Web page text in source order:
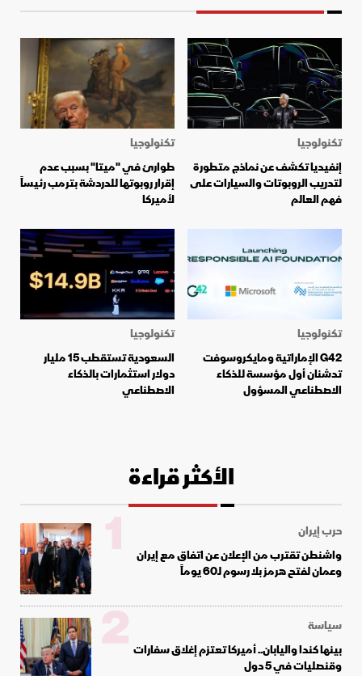
تكنولوجيا
إنفيديا تكشف عن نماذج متطورة
لتدريب الروبوتات والسيارات على
فهم العالم
تكنولوجيا
طوارئ في "ميتا" بسبب عدم
إقرار روبوتها للدردشة بترمب رئيساً
لأميركا
تكنولوجيا
G42 الإماراتية ومايكروسوفت
تدشنان أول مؤسسة للذكاء
الاصطناعي المسؤول
تكنولوجيا
السعودية تستقطب 15 مليار
دولار استثمارات بالذكاء
الاصطناعي
الأكثر قراءة
حرب إيران
واشنطن تقترب من الإعلان عن اتفاق مع إيران
وعمان لفتح هرمز بلا رسوم لـ60 يوماً
1
سياسة
بينها كندا واليابان.. أميركا تعتزم إغلاق سفارات
وقنصليات في 5 دول
2